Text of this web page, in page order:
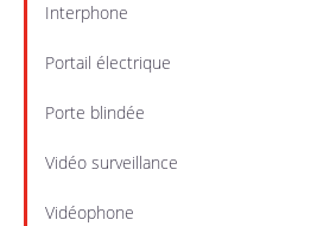
Interphone
Portail électrique
Porte blindée
Vidéo surveillance
Vidéophone